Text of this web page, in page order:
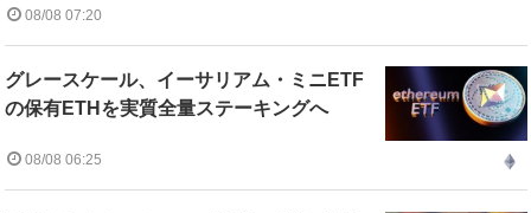
08/08 07:20
グレースケール、イーサリアム・ミニETF
の保有ETHを実質全量ステーキングへ
08/08 06:25